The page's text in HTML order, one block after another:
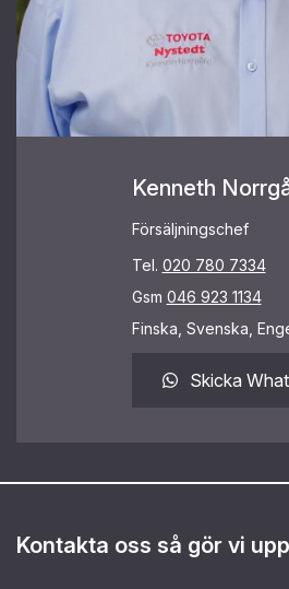
Kenneth
Försäljningschef
Tel. 020 780 7334
Gsm 046 923 1134
Finska, Svenska,
Skicka
Kontakta oss så gör vi